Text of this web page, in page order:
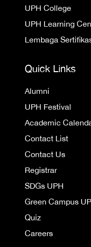
UPH College
UPH Learning
Lembaga
Quick Links
Alumni
UPH Festival
Academic
Contact List
Contact Us
Registrar
SDGs UPH
Green Campus
Quiz
Careers